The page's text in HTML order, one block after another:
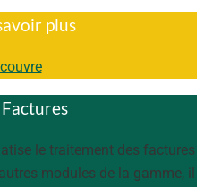
plus
le traitement des factures
modules de la gamme, il